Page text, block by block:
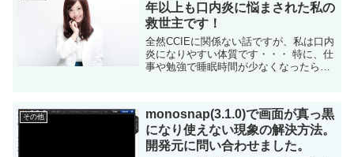
年以上も口内炎に悩まされた私の
救世主です！
全然CCIEに関係ない話ですが、私は口内
炎になりやすい体質です・・・ 特に、仕
事や勉強で睡眠時間が少なくなったら、
一度できたら2週間くらいは治らないので
地...
その他
monosnap(3.1.0)で画面が真っ黒
になり使えない現象の解決方法。
開発元に問い合わせました。